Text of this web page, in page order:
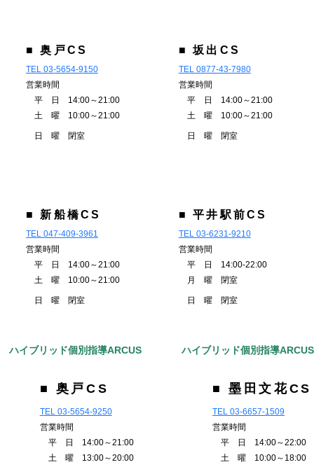
■ 奥戸CS
TEL 03-5654-9150
営業時間
平 日 14:00～21:00
土 曜 10:00～21:00
日 曜 閉室
■ 坂出CS
TEL 0877-43-7980
営業時間
平 日 14:00～21:00
土 曜 10:00～21:00
日 曜 閉室
■ 新船橋CS
TEL 047-409-3961
営業時間
平 日 14:00～21:00
土 曜 10:00～21:00
日 曜 閉室
■ 平井駅前CS
TEL 03-6231-9210
営業時間
平 日 14:00-22:00
月 曜 閉室
日 曜 閉室
ハイブリッド個別指導ARCUS
■ 奥戸CS
TEL 03-5654-9250
営業時間
平 日 14:00～21:00
土 曜 13:00～20:00
ハイブリッド個別指導ARCUS
■ 墨田文花CS
TEL 03-6657-1509
営業時間
平 日 14:00～22:00
土 曜 10:00～18:00